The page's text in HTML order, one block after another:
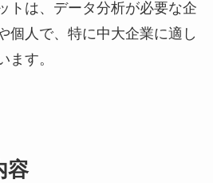
トは、データ分析が必要な企
個人で、特に中大企業に適し
ます。
容